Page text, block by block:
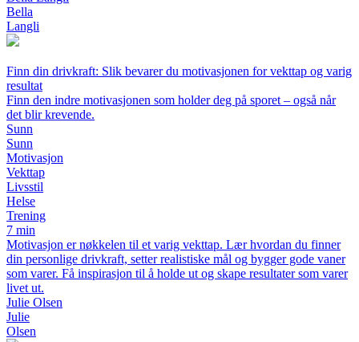
Bella
Langli
Finn din drivkraft: Slik bevarer du motivasjonen for vekttap og varig
resultat
Finn den indre motivasjonen som holder deg på sporet – også når
det blir krevende.
Sunn
Sunn
Motivasjon
Vekttap
Livsstil
Helse
Trening
7 min
Motivasjon er nøkkelen til et varig vekttap. Lær hvordan du finner
din personlige drivkraft, setter realistiske mål og bygger gode vaner
som varer. Få inspirasjon til å holde ut og skape resultater som varer
livet ut.
Julie Olsen
Julie
Olsen